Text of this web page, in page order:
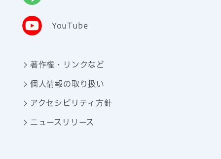
YouTube
著作権・リンクなど
個人情報の取り扱い
アクセシビリティ方針
ニュースリリース